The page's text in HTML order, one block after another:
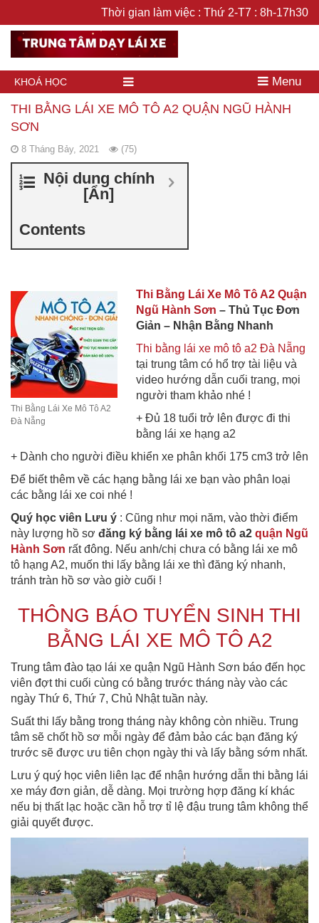
Thời gian làm việc : Thứ 2-T7 : 8h-17h30
KHOÁ HỌC Menu
THI BẰNG LÁI XE MÔ TÔ A2 QUẬN NGŨ HÀNH
SƠN
8 Tháng Bảy, 2021 (75)
Nội dung chính
[Ẩn]
Contents
Thi Bằng Lái Xe Mô Tô A2
Đà Nẵng
Thi Bằng Lái Xe Mô Tô A2 Quận
Ngũ Hành Sơn – Thủ Tục Đơn
Giản – Nhận Bằng Nhanh
Thi bằng lái xe mô tô a2 Đà Nẵng
tại trung tâm có hổ trợ tài liệu và
video hướng dẫn cuối trang, mọi
người tham khảo nhé !
+ Đủ 18 tuổi trở lên được đi thi
bằng lái xe hạng a2
+ Dành cho người điều khiển xe phân khối 175 cm3 trở lên
Để biết thêm về các hạng bằng lái xe bạn vào phân loại
các bằng lái xe coi nhé !
Quý học viên Lưu ý : Cũng như mọi năm, vào thời điểm
này lượng hồ sơ đăng ký bằng lái xe mô tô a2 quận Ngũ
Hành Sơn rất đông. Nếu anh/chị chưa có bằng lái xe mô
tô hạng A2, muốn thi lấy bằng lái xe thì đăng ký nhanh,
tránh tràn hồ sơ vào giờ cuối !
THÔNG BÁO TUYỂN SINH THI
BẰNG LÁI XE MÔ TÔ A2
Trung tâm đào tạo lái xe quận Ngũ Hành Sơn báo đến học
viên đợt thi cuối cùng có bằng trước tháng này vào các
ngày Thứ 6, Thứ 7, Chủ Nhật tuần này.
Suất thi lấy bằng trong tháng này không còn nhiều. Trung
tâm sẽ chốt hồ sơ mỗi ngày để đảm bảo các bạn đăng ký
trước sẽ được ưu tiên chọn ngày thi và lấy bằng sớm nhất.
Lưu ý quý học viên liên lạc để nhận hướng dẫn thi bằng lái
xe máy đơn giản, dễ dàng. Mọi trường hợp đăng kí khác
nếu bị thất lạc hoặc cần hỗ trợ tỉ lệ đậu trung tâm không thể
giải quyết được.